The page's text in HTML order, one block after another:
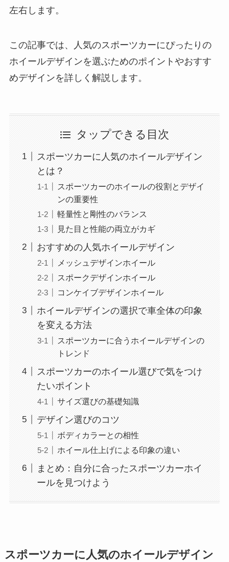
左右します。
この記事では、人気のスポーツカーにぴったりの
ホイールデザインを選ぶためのポイントやおすす
めデザインを詳しく解説します。
タップできる目次
スポーツカーに人気のホイールデザイン
とは？
スポーツカーのホイールの役割とデザイ
ンの重要性
軽量性と剛性のバランス
見た目と性能の両立がカギ
おすすめの人気ホイールデザイン
メッシュデザインホイール
スポークデザインホイール
コンケイブデザインホイール
ホイールデザインの選択で車全体の印象
を変える方法
スポーツカーに合うホイールデザインの
トレンド
スポーツカーのホイール選びで気をつけ
たいポイント
サイズ選びの基礎知識
デザイン選びのコツ
ボディカラーとの相性
ホイール仕上げによる印象の違い
まとめ：自分に合ったスポーツカーホイ
ールを見つけよう
スポーツカーに人気のホイールデザイン